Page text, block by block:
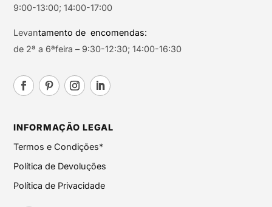
9:00-13:00; 14:00-17:00
Levantamento de encomendas:
de 2ª a 6ªfeira – 9:30-12:30; 14:00-16:30
INFORMAÇÃO LEGAL
Termos e Condições*
Política de Devoluções
Política de Privacidade